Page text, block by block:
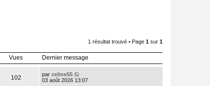
1 résultat trouvé • Page 1 sur 1
Vues Dernier message
102 par celine55
03 août 2026 13:07